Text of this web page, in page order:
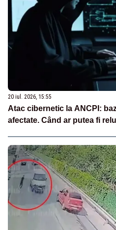
20 iul. 2026, 15:55
Atac cibernetic la ANCPI:
afectate. Când ar putea fi